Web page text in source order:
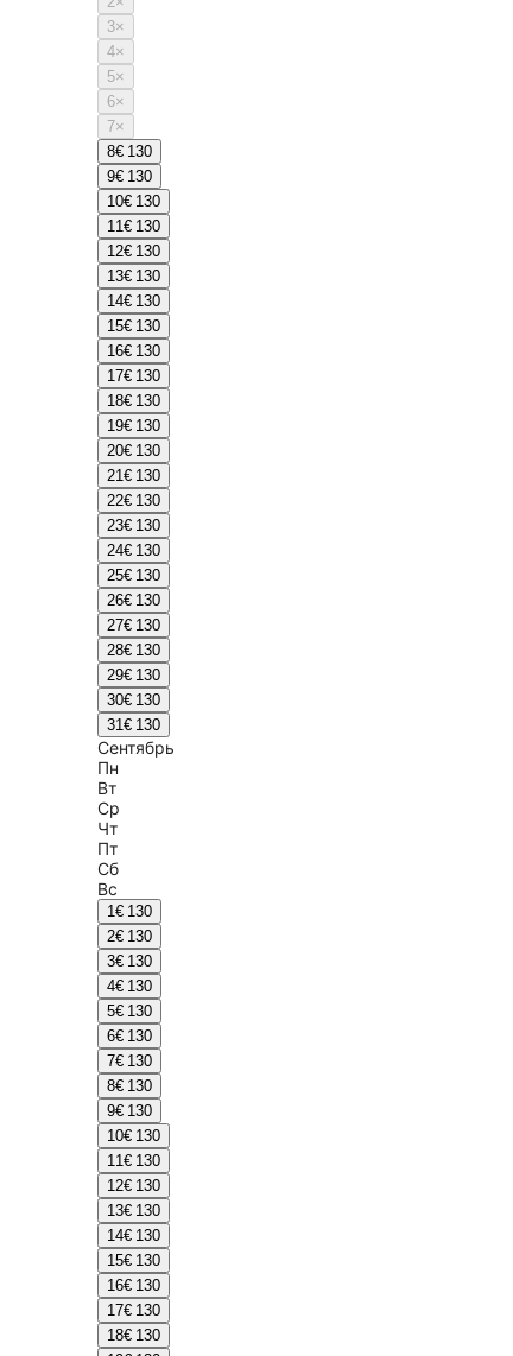
3×
4×
5×
6×
7×
8€ 130
9€ 130
10€ 130
11€ 130
12€ 130
13€ 130
14€ 130
15€ 130
16€ 130
17€ 130
18€ 130
19€ 130
20€ 130
21€ 130
22€ 130
23€ 130
24€ 130
25€ 130
26€ 130
27€ 130
28€ 130
29€ 130
30€ 130
31€ 130
Сентябрь
Пн
Вт
Ср
Чт
Пт
Сб
Вс
1€ 130
2€ 130
3€ 130
4€ 130
5€ 130
6€ 130
7€ 130
8€ 130
9€ 130
10€ 130
11€ 130
12€ 130
13€ 130
14€ 130
15€ 130
16€ 130
17€ 130
18€ 130